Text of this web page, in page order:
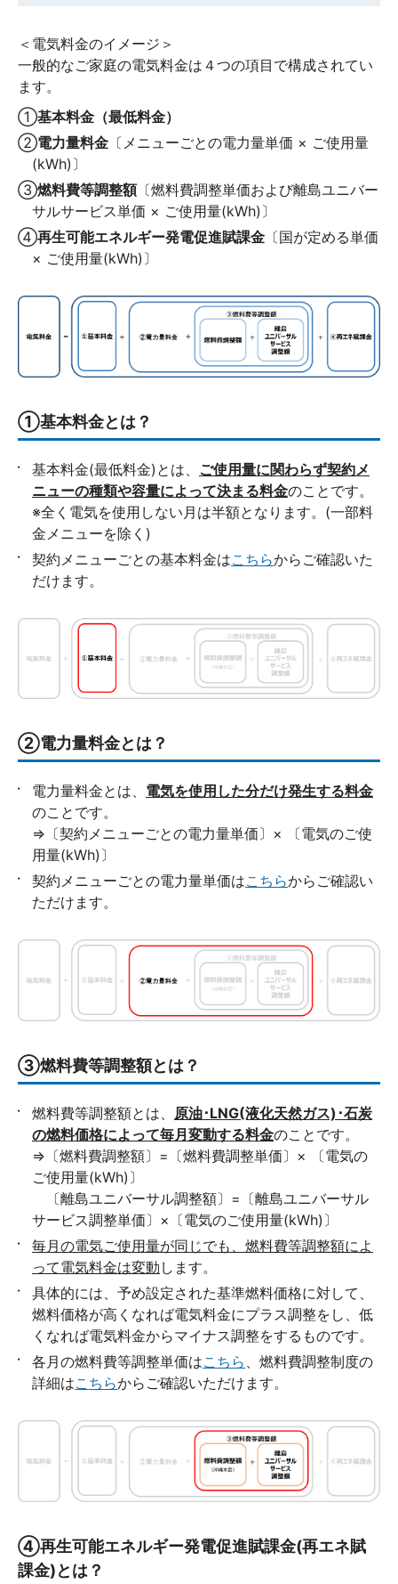
＜電気料金のイメージ＞
一般的なご家庭の電気料金は４つの項目で構成されてい
ます。
①基本料金（最低料金）
②電力量料金 〔メニューごとの電力量単価 × ご使用量
(kWh)〕
③燃料費等調整額〔燃料費調整単価および離島ユニバー
サルサービス単価 × ご使用量(kWh)〕
④再生可能エネルギー発電促進賦課金 〔国が定める単価
× ご使用量(kWh)〕
①基本料金とは？
基本料金(最低料金)とは、 ご使用量に関わらず契約メ
ニューの種類や容量によって決まる料金のことです。
※全く電気を使用しない月は半額となります。(一部料
金メニューを除く)
契約メニューごとの基本料金はこちらからご確認いた
だけます。
②電力量料金とは？
電力量料金とは、 電気を使用した分だけ発生する料金
のことです。
⇒〔契約メニューごとの電力量単価〕× 〔電気のご使
用量(kWh)〕
契約メニューごとの電力量単価はこちらからご確認い
ただけます。
③燃料費等調整額とは？
燃料費等調整額とは、 原油･LNG(液化天然ガス)･石炭
の燃料価格によって毎月変動する料金のことです。
⇒〔燃料費調整額〕=〔燃料費調整単価〕× 〔電気の
ご使用量(kWh)〕
〔離島ユニバーサル調整額〕=〔離島ユニバーサル
サービス調整単価〕×〔電気のご使用量(kWh)〕
毎月の電気ご使用量が同じでも、燃料費等調整額によ
って電気料金は変動 します。
具体的には、予め設定された基準燃料価格に対して、
燃料価格が高くなれば電気料金にプラス調整をし、低
くなれば電気料金からマイナス調整をするものです。
各月の燃料費等調整単価はこちら 、燃料費調整制度の
詳細はこちらからご確認いただけます。
④再生可能エネルギー発電促進賦課金(再エネ賦
課金)とは？